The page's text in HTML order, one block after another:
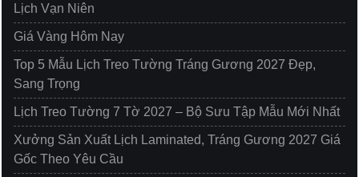
Lịch Vạn Niên
Giá Vàng Hôm Nay
Top 5 Mẫu Lịch Treo Tường Tráng Gương 2027 Đẹp,
Sang Trọng
Lịch Treo Tường 7 Tờ 2027 – Bộ Sưu Tập Mẫu Mới Nhất
Xưởng Sản Xuất Lịch Laminated, Tráng Gương 2027 Giá
Gốc Theo Yêu Cầu